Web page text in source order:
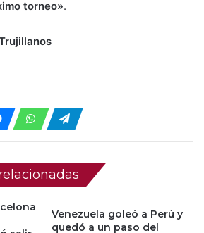
torneo».
Venezuela goleó a Perú y
quedó a un paso del